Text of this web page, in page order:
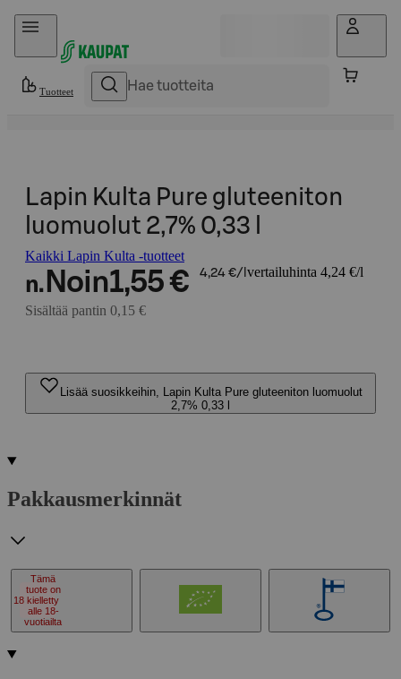
Hyppää sisältöön
Tuotteet
Lapin Kulta Pure gluteeniton
luomuolut 2,7% 0,33 l
Kaikki Lapin Kulta -tuotteet
n. Noin1,55 € 4,24 €/l vertailuhinta 4,24 €/l
Sisältää pantin 0,15 €
Lisää suosikkeihin, Lapin Kulta Pure gluteeniton luomuolut
2,7% 0,33 l
Pakkausmerkinnät
18
Tämä
tuote on
kielletty
alle 18-
vuotiailta